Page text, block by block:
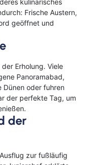
Frische Austern,
geöffnet und
Erholung. Viele
Panoramabad,
Dünen oder fuhren
der perfekte Tag, um
.
der
zur fußläufig